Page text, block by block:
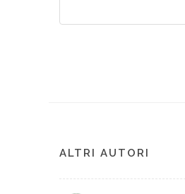
ALTRI AUTORI